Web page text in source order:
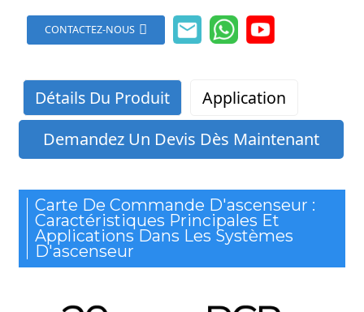
CONTACTEZ-NOUS
Détails Du Produit
Application
Demandez Un Devis Dès Maintenant
Carte De Commande D'ascenseur :
Caractéristiques Principales Et
Applications Dans Les Systèmes
D'ascenseur